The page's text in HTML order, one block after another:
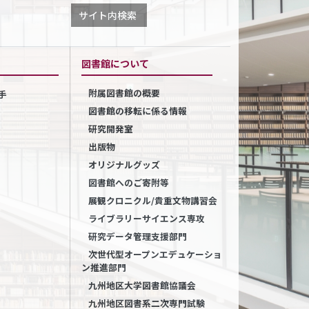
サイト内検索
図書館について
附属図書館の概要
図書館の移転に係る情報
研究開発室
出版物
オリジナルグッズ
図書館へのご寄附等
展観クロニクル/貴重文物講習会
ライブラリーサイエンス専攻
研究データ管理支援部門
次世代型オープンエデュケーショ
ン推進部門
九州地区大学図書館協議会
九州地区図書系二次専門試験